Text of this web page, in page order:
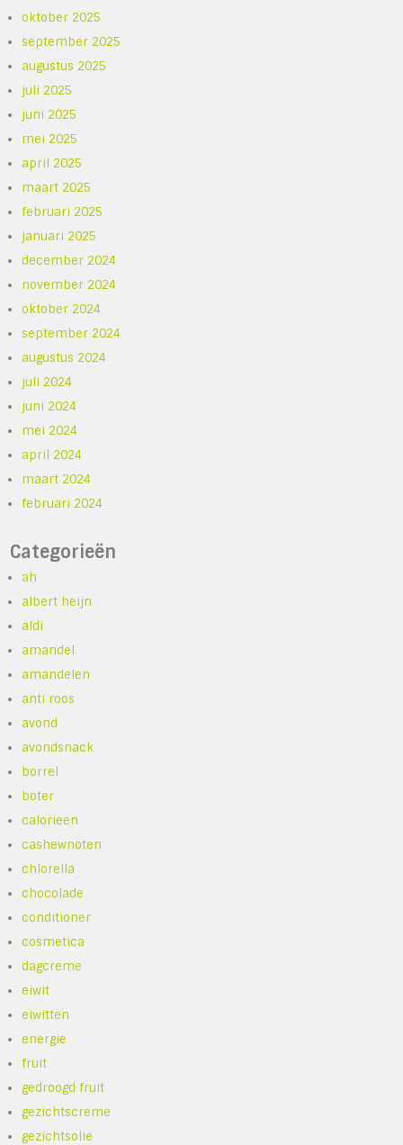
oktober 2025
september 2025
augustus 2025
juli 2025
juni 2025
mei 2025
april 2025
maart 2025
februari 2025
januari 2025
december 2024
november 2024
oktober 2024
september 2024
augustus 2024
juli 2024
juni 2024
mei 2024
april 2024
maart 2024
februari 2024
Categorieën
ah
albert heijn
aldi
amandel
amandelen
anti roos
avond
avondsnack
borrel
boter
calorieen
cashewnoten
chlorella
chocolade
conditioner
cosmetica
dagcreme
eiwit
eiwitten
energie
fruit
gedroogd fruit
gezichtscreme
gezichtsolie